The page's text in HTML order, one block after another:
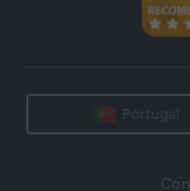
Portugal
Con